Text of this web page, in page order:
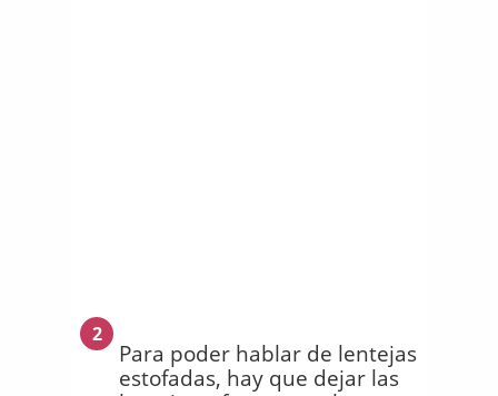
2
Para poder hablar de lentejas
estofadas, hay que dejar las